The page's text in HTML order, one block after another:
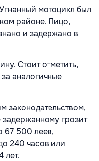
мотоцикл был
районе. Лицо,
и задержано в
Стоит отметить,
аналогичные
законодательством,
грозит
67 500 леев,
240 часов или
лет.